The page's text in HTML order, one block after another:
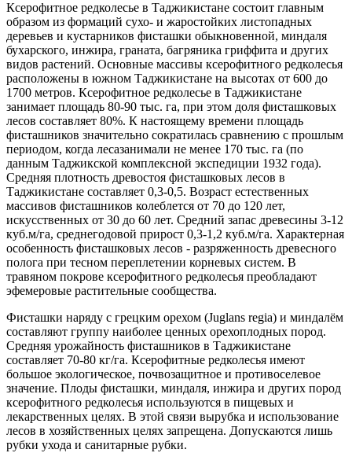
Ксерофитное редколесье в Таджикистане состоит главным
образом из формаций сухо- и жаростойких листопадных
деревьев и кустарников фисташки обыкновенной, миндаля
бухарского, инжира, граната, багряника гриффита и других
видов растений. Основные массивы ксерофитного редколесья
расположены в южном Таджикистане на высотах от 600 до
1700 метров. Ксерофитное редколесье в Таджикистане
занимает площадь 80-90 тыс. га, при этом доля фисташковых
лесов составляет 80%. К настоящему времени площадь
фисташников значительно сократилась сравнению с прошлым
периодом, когда лесазанимали не менее 170 тыс. га (по
данным Таджикской комплексной экспедиции 1932 года).
Средняя плотность древостоя фисташковых лесов в
Таджикистане составляет 0,3-0,5. Возраст естественных
массивов фисташников колеблется от 70 до 120 лет,
искусственных от 30 до 60 лет. Средний запас древесины 3-12
куб.м/га, среднегодовой прирост 0,3-1,2 куб.м/га. Характерная
особенность фисташковых лесов - разряженность древесного
полога при тесном переплетении корневых систем. В
травяном покрове ксерофитного редколесья преобладают
эфемеровые растительные сообщества.
Фисташки наряду с грецким орехом (Juglans regia) и миндалём
составляют группу наиболее ценных орехоплодных пород.
Средняя урожайность фисташников в Таджикистане
составляет 70-80 кг/га. Ксерофитные редколесья имеют
большое экологическое, почвозащитное и противоселевое
значение. Плоды фисташки, миндаля, инжира и других пород
ксерофитного редколесья используются в пищевых и
лекарственных целях. В этой связи вырубка и использование
лесов в хозяйственных целях запрещена. Допускаются лишь
рубки ухода и санитарные рубки.